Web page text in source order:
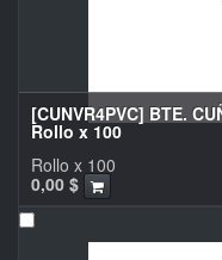
[CUNVR4PVC] BTE.
Rollo x 100
0,00 $
Rollo x 100